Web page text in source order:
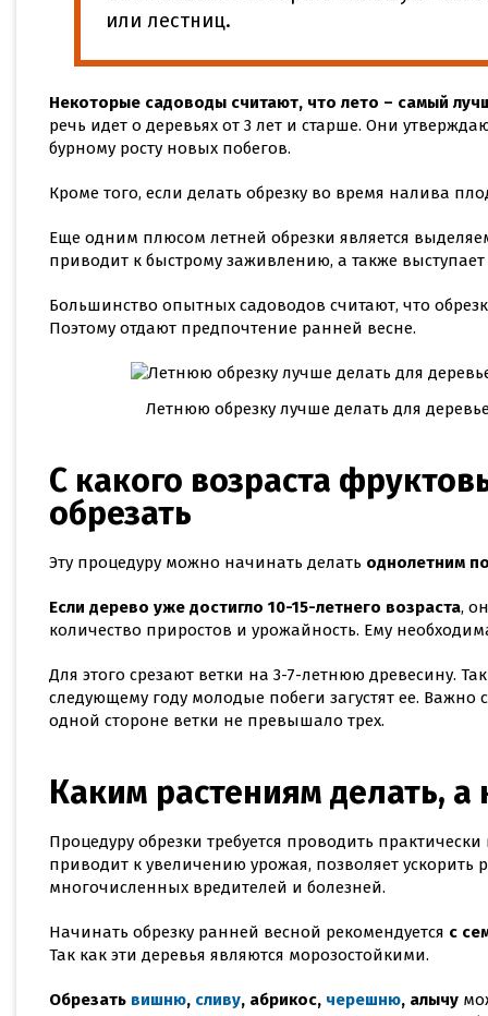
или лестниц.
Некоторые садоводы считают, что лето – самый
речь идет о деревьях от 3 лет и старше. Они
бурному росту новых побегов.
Кроме того, если делать обрезку во время налива
Еще одним плюсом летней обрезки является
приводит к быстрому заживлению, а также
Большинство опытных садоводов считают, что
Поэтому отдают предпочтение ранней весне.
Летнюю обрезку лучше делать для
С какого возраста
обрезать
Эту процедуру можно начинать делать однолетним
Если дерево уже достигло 10-15-летнего возраста,
количество приростов и урожайность. Ему
Для этого срезают ветки на 3-7-летнюю древесину.
следующему году молодые побеги загустят ее. Важно
одной стороне ветки не превышало трех.
Каким растениям делать, а
Процедуру обрезки требуется проводить
приводит к увеличению урожая, позволяет ускорить
многочисленных вредителей и болезней.
Начинать обрезку ранней весной рекомендуется с
Так как эти деревья являются морозостойкими.
Обрезать вишню, сливу, абрикос, черешню, алычу